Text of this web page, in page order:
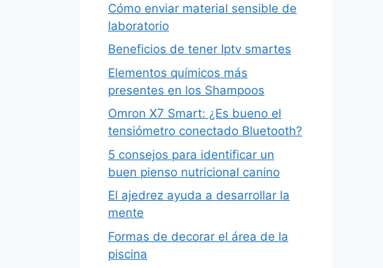
Cómo enviar material sensible de
laboratorio
Beneficios de tener Iptv smartes
Elementos químicos más
presentes en los Shampoos
Omron X7 Smart: ¿Es bueno el
tensiómetro conectado Bluetooth?
5 consejos para identificar un
buen pienso nutricional canino
El ajedrez ayuda a desarrollar la
mente
Formas de decorar el área de la
piscina